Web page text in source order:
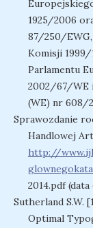
1925/2006
87/250/
Komisji
Parlamentu
2002/67/WE
(WE) nr 608/
Sprawozdanie
Handlowej
http://
2014.pdf (data
Sutherland S.W.
Optimal